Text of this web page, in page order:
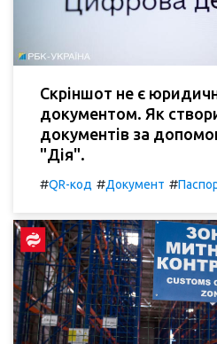
Скріншот не є
документом. Як
документів за
"Дія".
#QR-код #Документ #